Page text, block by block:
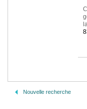
Nouvelle recherche